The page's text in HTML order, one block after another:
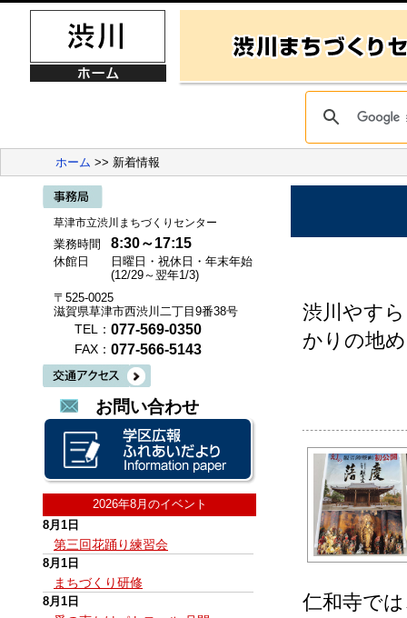
ホーム >> 新着情報
草津市立渋川まちづくりセンター
業務時間 8:30～17:15
休館日
日曜日・祝休日・年末年始
(12/29～翌年1/3)
〒525-0025
滋賀県草津市西渋川二丁目9番38号
TEL： 077-569-0350
FAX： 077-566-5143
お問い合わせ
2026年8月のイベント
8月1日
第三回花踊り練習会
8月1日
まちづくり研修
8月1日
渋川やす
かりの地
仁和寺で